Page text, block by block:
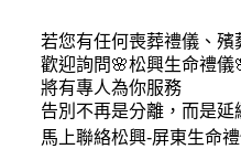
若您有任何喪葬禮儀、殯
歡迎詢問🌸松興生命禮儀
將有專人為你服務
告別不再是分離，而是延
馬上聯絡松興-屏東生命